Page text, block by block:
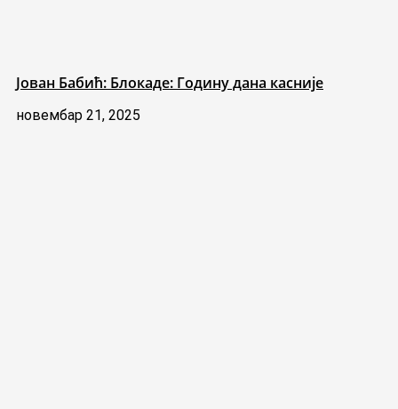
Јован Бабић: Блокаде: Годину дана касније
новембар 21, 2025